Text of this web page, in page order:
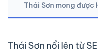
Thái Sơn mong được
Thái Sơn nổi lên từ